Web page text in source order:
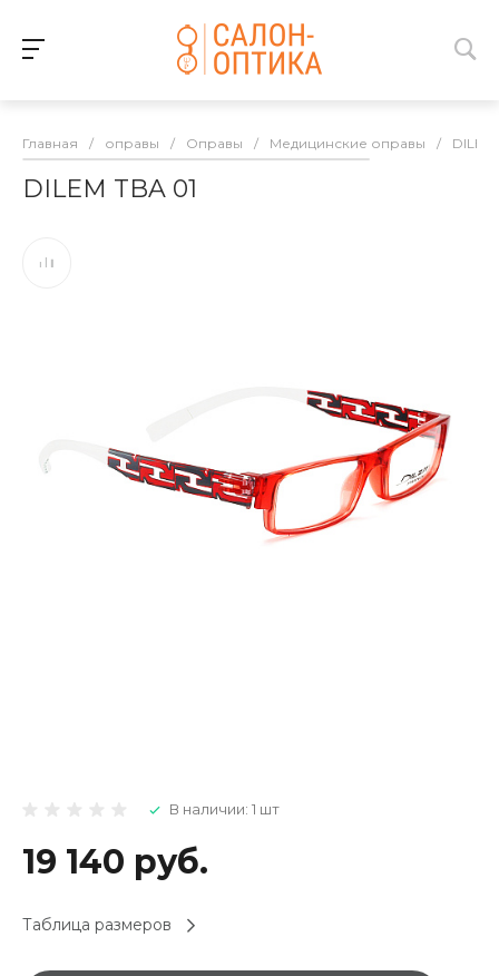
Главная / оправы / Оправы / Медицинские оправы / DILEM
DILEM TBA 01
В наличии: 1 шт
19 140 руб.
Таблица размеров